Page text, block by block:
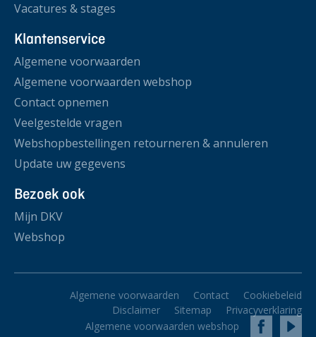
Vacatures & stages
Klantenservice
Algemene voorwaarden
Algemene voorwaarden webshop
Contact opnemen
Veelgestelde vragen
Webshopbestellingen retourneren & annuleren
Update uw gegevens
Bezoek ook
Mijn DKV
Webshop
Algemene voorwaarden Contact
Cookiebeleid
Disclaimer
Sitemap
Privacyverklaring
Algemene voorwaarden webshop